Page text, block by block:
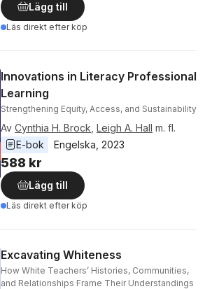
Lägg till
Läs direkt efter köp
Innovations in Literacy Professional
Learning
Strengthening Equity, Access, and Sustainability
Av Cynthia H. Brock Leigh A. Hall m. fl.
E-bok
Engelska 2023
588 kr
Lägg till
Läs direkt efter köp
Excavating Whiteness
How White Teachers’ Histories, Communities,
and Relationships Frame Their Understandings